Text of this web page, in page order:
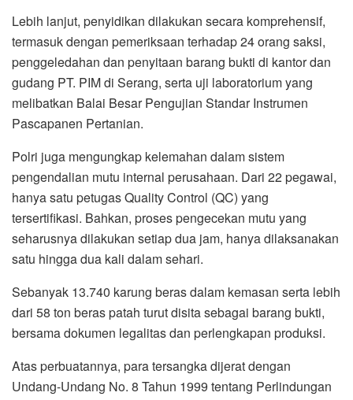
Lebih lanjut, penyidikan dilakukan secara komprehensif,
termasuk dengan pemeriksaan terhadap 24 orang saksi,
penggeledahan dan penyitaan barang bukti di kantor dan
gudang PT. PIM di Serang, serta uji laboratorium yang
melibatkan Balai Besar Pengujian Standar Instrumen
Pascapanen Pertanian.
Polri juga mengungkap kelemahan dalam sistem
pengendalian mutu internal perusahaan. Dari 22 pegawai,
hanya satu petugas Quality Control (QC) yang
tersertifikasi. Bahkan, proses pengecekan mutu yang
seharusnya dilakukan setiap dua jam, hanya dilaksanakan
satu hingga dua kali dalam sehari.
Sebanyak 13.740 karung beras dalam kemasan serta lebih
dari 58 ton beras patah turut disita sebagai barang bukti,
bersama dokumen legalitas dan perlengkapan produksi.
Atas perbuatannya, para tersangka dijerat dengan
Undang-Undang No. 8 Tahun 1999 tentang Perlindungan